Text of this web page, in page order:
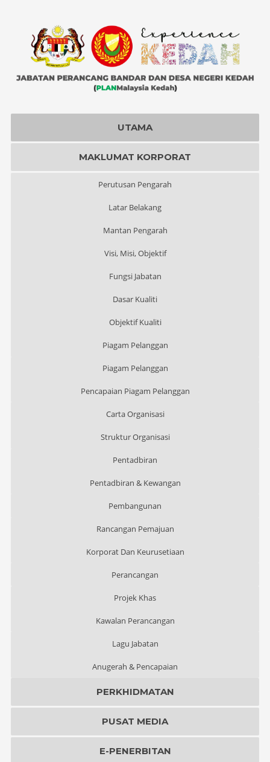
UTAMA
MAKLUMAT KORPORAT
Perutusan Pengarah
Latar Belakang
Mantan Pengarah
Visi, Misi, Objektif
Fungsi Jabatan
Dasar Kualiti
Objektif Kualiti
Piagam Pelanggan
Piagam Pelanggan
Pencapaian Piagam Pelanggan
Carta Organisasi
Struktur Organisasi
Pentadbiran
Pentadbiran & Kewangan
Pembangunan
Rancangan Pemajuan
Korporat Dan Keurusetiaan
Perancangan
Projek Khas
Kawalan Perancangan
Lagu Jabatan
Anugerah & Pencapaian
PERKHIDMATAN
PUSAT MEDIA
E-PENERBITAN